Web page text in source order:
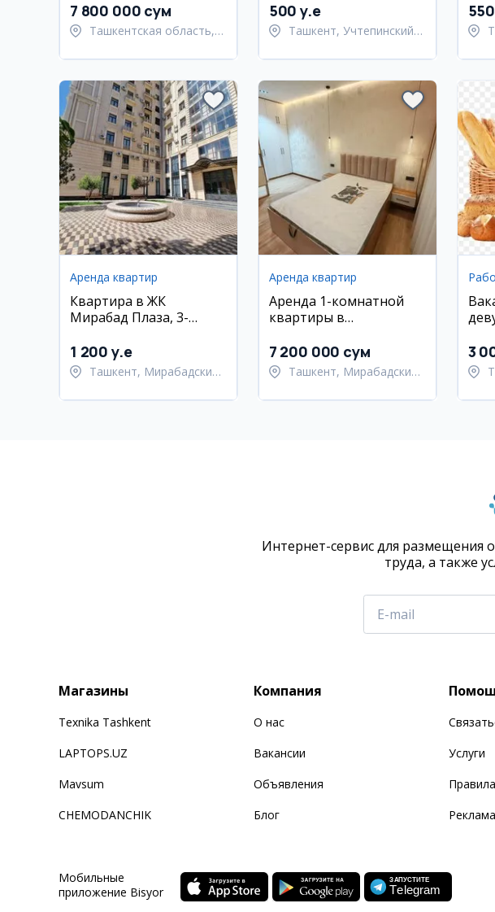
7 800 000 сум
Ташкентская область,
500 y.e
Ташкент, Учтепинский
Аренда квартир
Квартира в ЖК
Мирабад Плаза, 3-
1 200 y.e
Ташкент, Мирабадский
Аренда квартир
Аренда 1-комнатной
квартиры в
7 200 000 сум
Ташкент, Мирабадский
3
Интернет-сервис для размещения
труда, а также
Магазины
Texnika Tashkent
LAPTOPS.UZ
Mavsum
CHEMODANCHIK
Компания
О нас
Вакансии
Объявления
Блог
Услуги
Реклама
Мобильные
приложение Bisyor